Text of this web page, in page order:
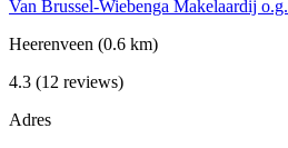
Van Brussel-Wiebenga Makelaardij o.g.
Heerenveen (0.6 km)
4.3 (12 reviews)
Adres